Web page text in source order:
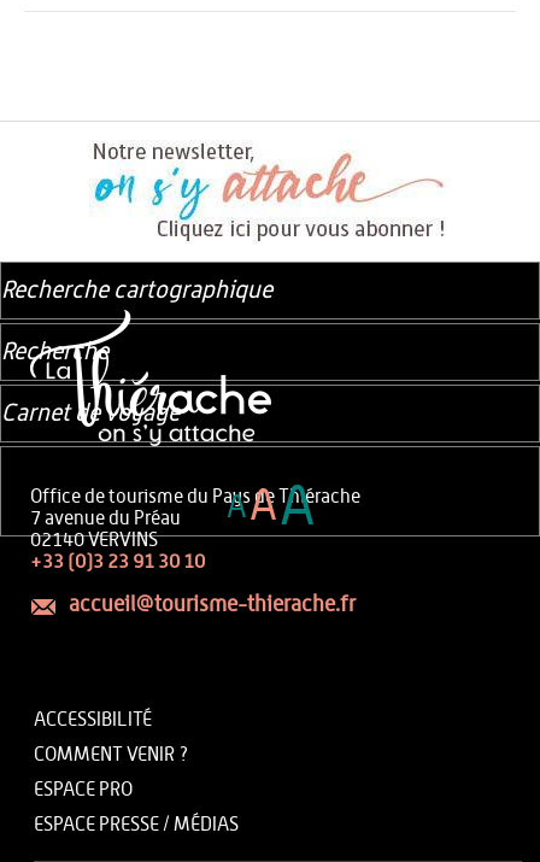
Office de tourisme du Pays de Thiérache
7 avenue du Préau
02140 VERVINS
+33 (0)3 23 91 30 10
accueil@tourisme-thierache.fr
ACCESSIBILITÉ
COMMENT VENIR ?
ESPACE PRO
ESPACE PRESSE / MÉDIAS
Recherche cartographique
Recherche
Carnet de voyage
AAA